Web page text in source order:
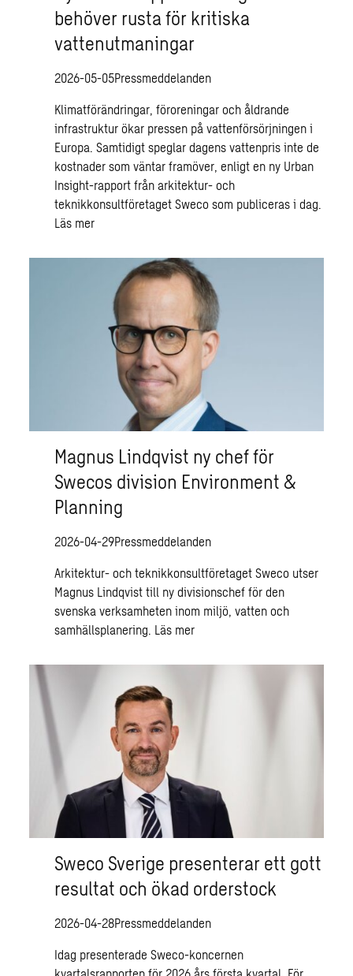
behöver rusta för kritiska
vattenutmaningar
2026-05-05Pressmeddelanden
Klimatförändringar, föroreningar och åldrande
infrastruktur ökar pressen på vattenförsörjningen i
Europa. Samtidigt speglar dagens vattenpris inte de
kostnader som väntar framöver, enligt en ny Urban
Insight-rapport från arkitektur- och
teknikkonsultföretaget Sweco som publiceras i dag.
Läs mer
Magnus Lindqvist ny chef för
Swecos division Environment &
Planning
2026-04-29Pressmeddelanden
Arkitektur- och teknikkonsultföretaget Sweco utser
Magnus Lindqvist till ny divisionschef för den
svenska verksamheten inom miljö, vatten och
samhällsplanering. Läs mer
Sweco Sverige presenterar ett gott
resultat och ökad orderstock
2026-04-28Pressmeddelanden
Idag presenterade Sweco-koncernen